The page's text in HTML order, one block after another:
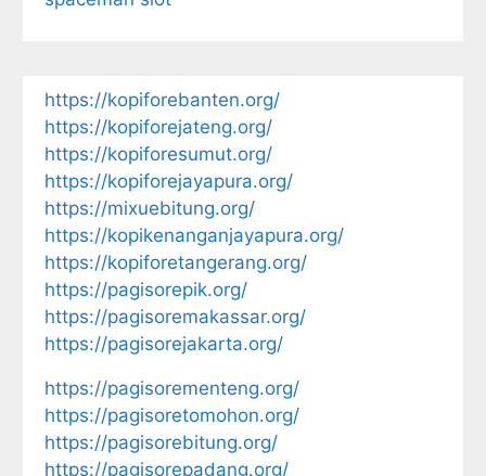
https://kopiforebanten.org/
https://kopiforejateng.org/
https://kopiforesumut.org/
https://kopiforejayapura.org/
https://mixuebitung.org/
https://kopikenanganjayapura.org/
https://kopiforetangerang.org/
https://pagisorepik.org/
https://pagisoremakassar.org/
https://pagisorejakarta.org/
https://pagisorementeng.org/
https://pagisoretomohon.org/
https://pagisorebitung.org/
https://pagisorepadang.org/